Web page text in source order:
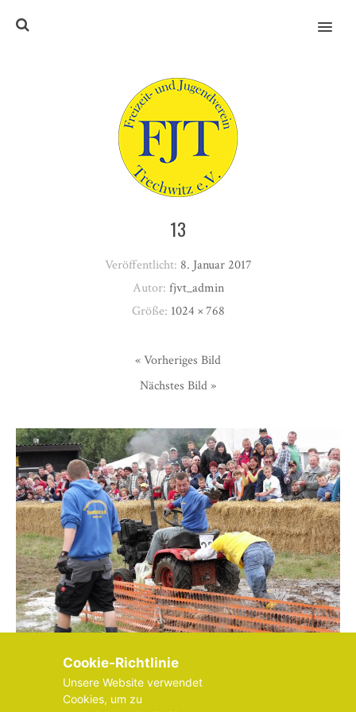
MENU
13
Veröffentlicht: 8. Januar 2017
Autor: fjvt_admin
Größe: 1024 × 768
« Vorheriges Bild
Nächstes Bild »
Cookie-Richtlinie
Unsere Website verwendet
Cookies, um zu